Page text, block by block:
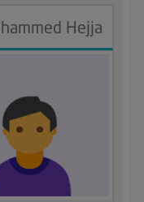
Hejja